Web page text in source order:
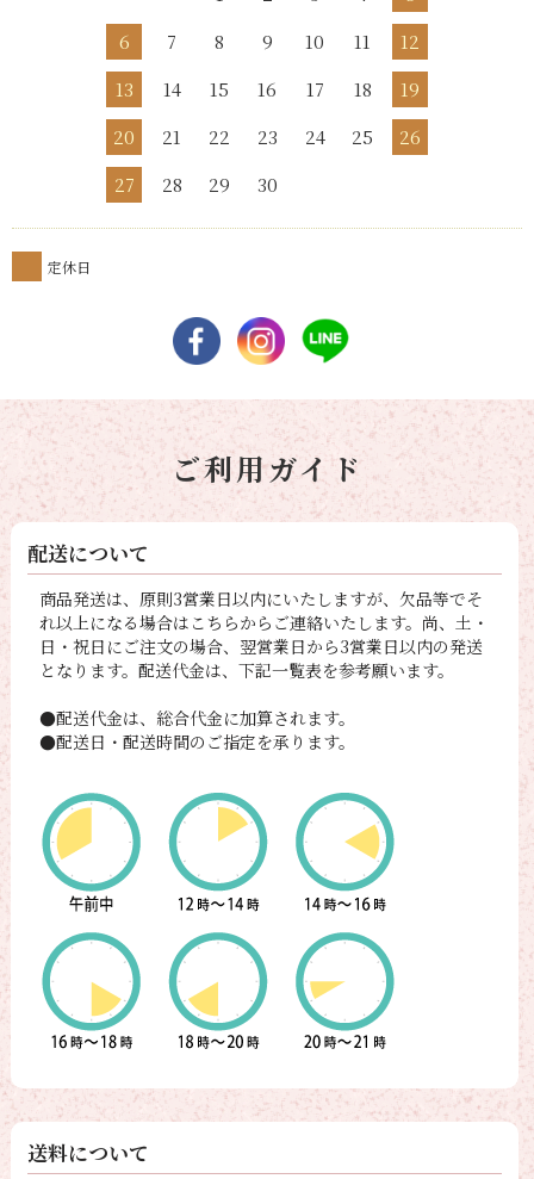
6
7 8 9 10 11
12
13
14 15 16 17 18
19
20
21 22 23 24 25
26
27
28 29 30
定休日
ご利用ガイド
配送について
商品発送は、原則3営業日以内にいたしますが、欠品等でそ
れ以上になる場合はこちらからご連絡いたします。尚、土・
日・祝日にご注文の場合、翌営業日から3営業日以内の発送
となります。配送代金は、下記一覧表を参考願います。
●配送代金は、総合代金に加算されます。
●配送日・配送時間のご指定を承ります。
送料について